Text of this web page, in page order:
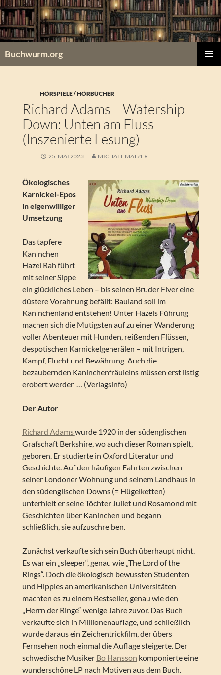
Zum
Inhalt
springen
Buchwurm.org
HÖRSPIELE / HÖRBÜCHER
Richard Adams – Watership
Down: Unten am Fluss
(Inszenierte Lesung)
25. MAI 2023 MICHAEL MATZER
Ökologisches
Karnickel-Epos
in eigenwilliger
Umsetzung
Das tapfere
Kaninchen
Hazel Rah führt
mit seiner Sippe
ein glückliches Leben – bis seinen Bruder Fiver eine
düstere Vorahnung befällt: Bauland soll im
Kaninchenland entstehen! Unter Hazels Führung
machen sich die Mutigsten auf zu einer Wanderung
voller Abenteuer mit Hunden, reißenden Flüssen,
despotischen Karnickelgenerälen – mit Intrigen,
Kampf, Flucht und Bewährung. Auch die
bezaubernden Kaninchenfräuleins müssen erst listig
erobert werden … (Verlagsinfo)
Der Autor
Richard Adamswurde 1920 in der südenglischen
Grafschaft Berkshire, wo auch dieser Roman spielt,
geboren. Er studierte in Oxford Literatur und
Geschichte. Auf den häufigen Fahrten zwischen
seiner Londoner Wohnung und seinem Landhaus in
den südenglischen Downs (= Hügelketten)
unterhielt er seine Töchter Juliet und Rosamond mit
Geschichten über Kaninchen und begann
schließlich, sie aufzuschreiben.
Zunächst verkaufte sich sein Buch überhaupt nicht.
Es war ein „sleeper“, genau wie „The Lord of the
Rings“. Doch die ökologisch bewussten Studenten
und Hippies an amerikanischen Universitäten
machten es zu einem Bestseller, genau wie den
„Herrn der Ringe“ wenige Jahre zuvor. Das Buch
verkaufte sich in Millionenauflage, und schließlich
wurde daraus ein Zeichentrickfilm, der übers
Fernsehen noch einmal die Auflage steigerte. Der
schwedische Musiker Bo Hansson komponierte eine
wunderschöne LP nach Motiven aus dem Buch.